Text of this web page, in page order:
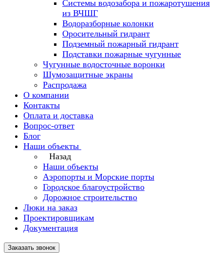
Системы водозабора и пожаротушения
из ВЧШГ
Водоразборные колонки
Оросительный гидрант
Подземный пожарный гидрант
Подставки пожарные чугунные
Чугунные водосточные воронки
Шумозащитные экраны
Распродажа
О компании
Контакты
Оплата и доставка
Вопрос-ответ
Блог
Наши объекты
Назад
Наши объекты
Аэропорты и Морские порты
Городское благоустройство
Дорожное строительство
Люки на заказ
Проектировщикам
Документация
Заказать звонок